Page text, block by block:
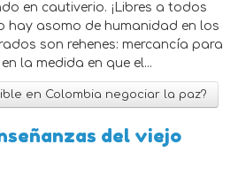
en cautiverio. ¡Libres a todos
hay asomo de humanidad en los
son rehenes: mercancía para
la medida en que el...
en Colombia negociar la paz?
del viejo